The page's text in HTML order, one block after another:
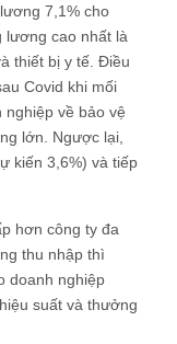
7,1% cho
lương cao nhất là
thiết bị y tế. Điều
Covid khi mối
về bảo vệ
lớn. Ngược lại,
kiến 3,6%) và tiếp
hơn công ty đa
thu nhập thì
doanh nghiệp
suất và thưởng